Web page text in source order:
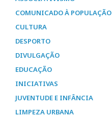
COMUNICADO À POPULAÇÃO
CULTURA
DESPORTO
DIVULGAÇÃO
EDUCAÇÃO
INICIATIVAS
JUVENTUDE E INFÂNCIA
LIMPEZA URBANA